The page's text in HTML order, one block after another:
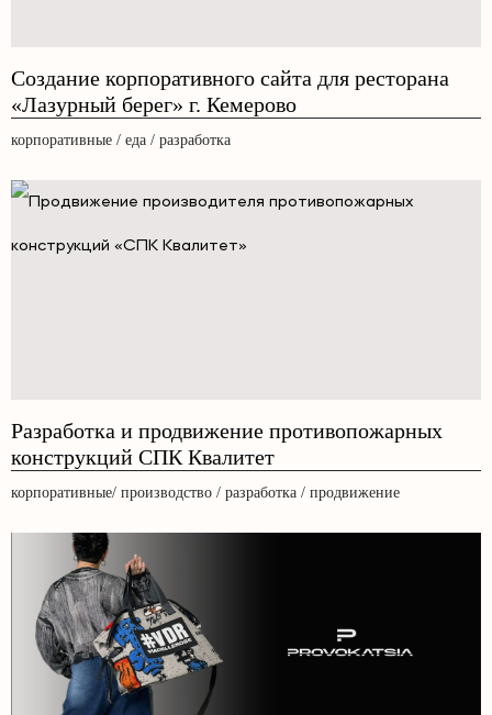
Создание корпоративного сайта для ресторана
«Лазурный берег» г. Кемерово
корпоративные / еда / разработка
Разработка и продвижение противопожарных
конструкций СПК Квалитет
корпоративные/ производство / разработка / продвижение